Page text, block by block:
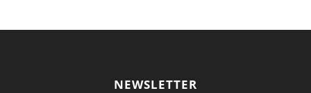
NEWSLETTER